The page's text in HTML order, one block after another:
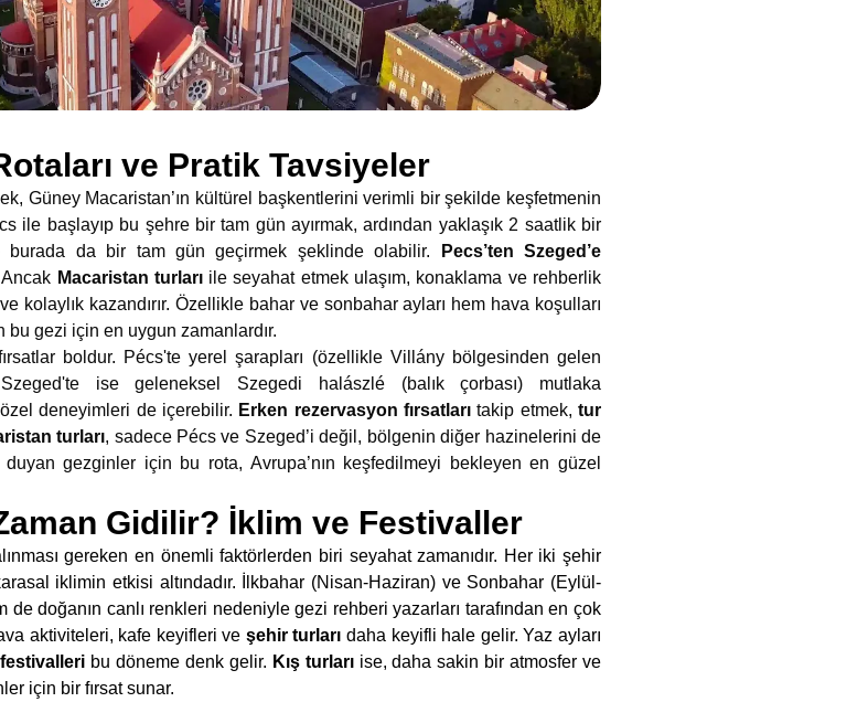
ve Pratik Tavsiyeler
Güney Macaristan’ın kültürel başkentlerini verimli bir şekilde keşfetmenin
ile başlayıp bu şehre bir tam gün ayırmak, ardından yaklaşık 2 saatlik bir
burada da bir tam gün geçirmek şeklinde olabilir.
Pecs’ten Szeged’e
Macaristan turlarıile seyahat etmek ulaşım, konaklama ve rehberlik
kolaylık kazandırır. Özellikle bahar ve sonbahar ayları hem hava koşulları
bu gezi için en uygun zamanlardır.
boldur. Pécs'te yerel şarapları (özellikle Villány bölgesinden gelen
Szeged'te ise geleneksel Szegedi halászlé (balık çorbası) mutlaka
deneyimleri de içerebilir. Erken rezervasyon fırsatları takip etmek,tur
turları, sadece Pécs ve Szeged’i değil, bölgenin diğer hazinelerini de
gezginler için bu rota, Avrupa’nın keşfedilmeyi bekleyen en güzel
Gidilir? İklim ve Festivaller
gereken en önemli faktörlerden biri seyahat zamanıdır. Her iki şehir
iklimin etkisi altındadır. İlkbahar (Nisan-Haziran) ve Sonbahar (Eylül-
de doğanın canlı renkleri nedeniyle gezi rehberi yazarları tarafından en çok
aktiviteleri, kafe keyifleri ve şehir turları daha keyifli hale gelir. Yaz ayları
bu döneme denk gelir. Kış turlarıise, daha sakin bir atmosfer ve
için bir fırsat sunar.